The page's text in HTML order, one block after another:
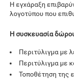
Η εγχάραξη
λογοτύπου που
Η συσκευασία
Περιτύλιγμα με
Περιτύλιγμα με
Τοποθέτηση της